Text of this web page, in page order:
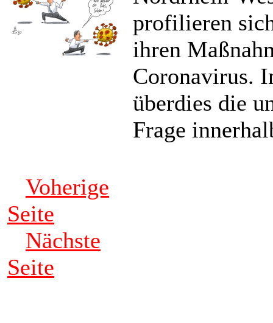
profilieren
ihren
Coronavirus.
überdies die
Frage
Voherige
Seite
Nächste
Seite